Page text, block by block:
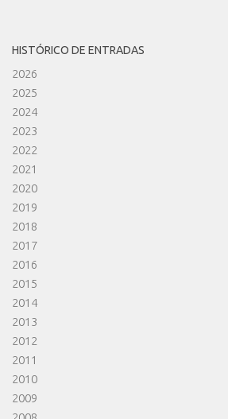
HISTÓRICO DE ENTRADAS
2026
2025
2024
2023
2022
2021
2020
2019
2018
2017
2016
2015
2014
2013
2012
2011
2010
2009